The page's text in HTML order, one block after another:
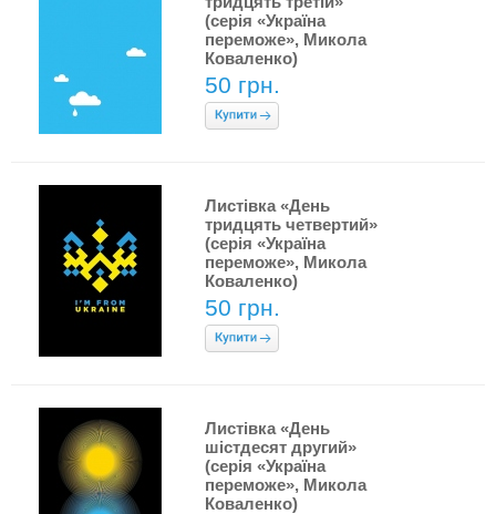
(серія «Україна
переможе», Микола
Коваленко)
50 грн.
Листівка «День
тридцять четвертий»
(серія «Україна
переможе», Микола
Коваленко)
50 грн.
Листівка «День
шістдесят другий»
(серія «Україна
переможе», Микола
Коваленко)